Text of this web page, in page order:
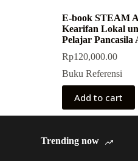
E-book STEAM
Kearifan Lokal
Pelajar Pancasila
Rp120,000.00
Buku Referensi
Add to cart
Trending now